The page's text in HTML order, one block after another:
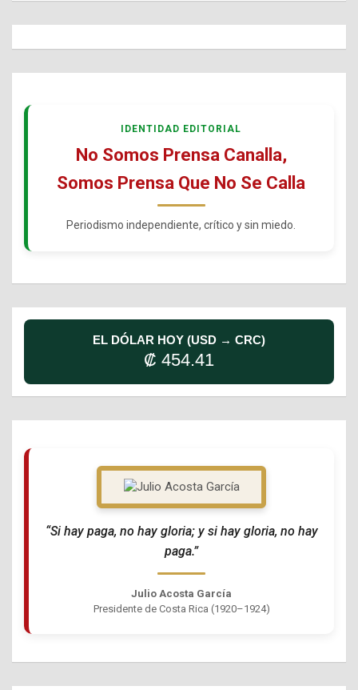
IDENTIDAD EDITORIAL
No Somos Prensa Canalla,
Somos Prensa Que No Se Calla
Periodismo independiente, crítico y sin miedo.
EL DÓLAR HOY (USD → CRC)
₡ 454.41
“Si hay paga, no hay gloria; y si hay gloria, no hay
paga.”
Julio Acosta García
Presidente de Costa Rica (1920–1924)